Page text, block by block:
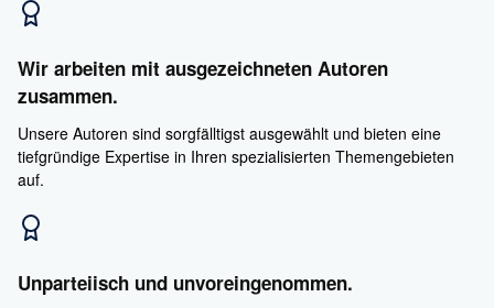
Wir arbeiten mit ausgezeichneten Autoren
zusammen.
Unsere Autoren sind sorgfälltigst ausgewählt und bieten eine
tiefgründige Expertise in Ihren spezialisierten Themengebieten
auf.
Unparteiisch und unvoreingenommen.